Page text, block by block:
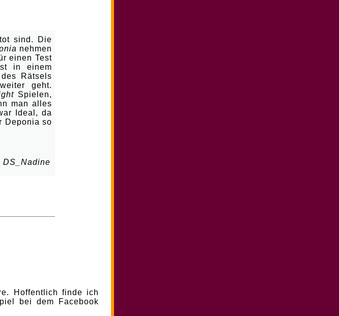
sind. Die
nehmen
einen Test
in einem
Rätsels
geht.
Spielen,
man alles
Ideal, da
Deponia so
DS_Nadine
Hoffentlich finde ich
bei dem Facebook